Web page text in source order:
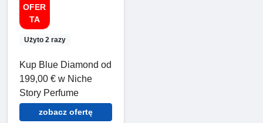
OFER
TA
Użyto 2 razy
Kup Blue Diamond od
199,00 € w Niche
Story Perfume
zobacz ofertę